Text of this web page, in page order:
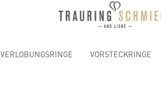
VERLOBUNGSRINGE VORSTECKRINGE